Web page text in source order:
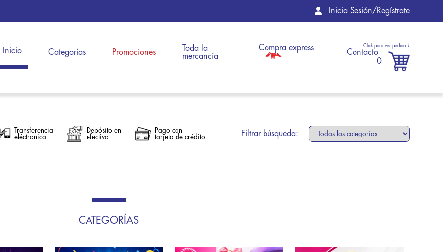
Inicia Sesión/Regístrate
Inicio Categorías Promociones
Toda la
mercancía
Compra express
Contacto
0
Transferencia
eléctronica
Depósito en
efectivo
Pago con
tarjeta de crédito
Filtrar búsqueda:
CATEGORÍAS